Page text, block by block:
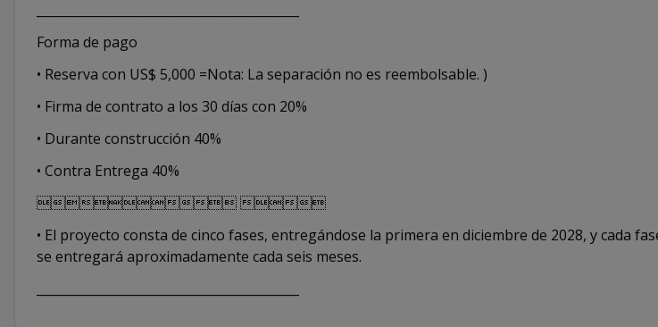
Forma de pago
• Reserva con US$ 5,000 =Nota: La separación no es reembolsable. )
• Firma de contrato a los 30 días con 20%
• Durante construcción 40%
• Contra Entrega 40%
 
• El proyecto consta de cinco fases, entregándose la primera en diciembre de 2028, y cada
se entregará aproximadamente cada seis meses.